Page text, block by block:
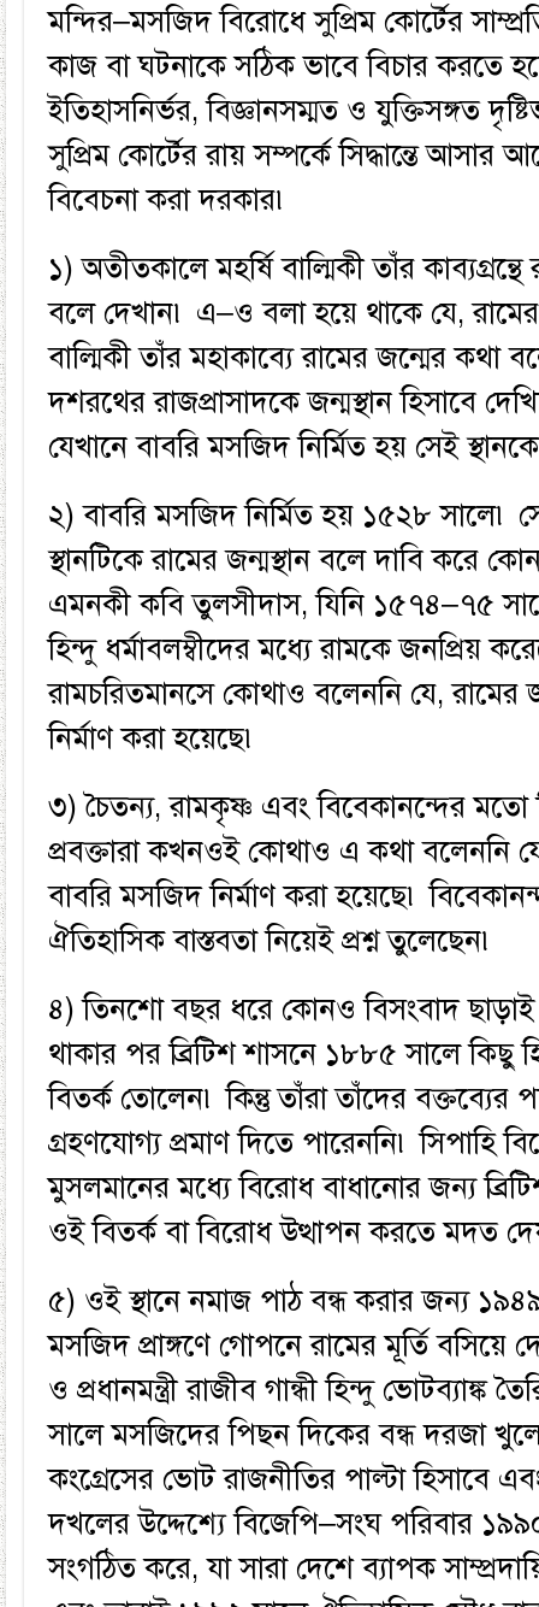
মন্দির–মসজিদ বিরোধে সুপ্রিম কোর্টের
কাজ বা ঘটনাকে সঠিক ভাবে বিচার করতে
ইতিহাসনির্ভর, বিজ্ঞানসম্মত ও যুক্তিসঙ্গত
সুপ্রিম কোর্টের রায় সম্পর্কে সিদ্ধান্তে আসার
বিবেচনা করা দরকার৷
১) অতীতকালে মহর্ষি বাল্মিকী তাঁর
বলে দেখান৷ এ–ও বলা হয়ে থাকে যে,
বাল্মিকী তাঁর মহাকাব্যে রামের জন্মের কথা
দশরথের রাজপ্রাসাদকে জন্মস্থান হিসাবে
যেখানে বাবরি মসজিদ নির্মিত হয় সেই
২) বাবরি মসজিদ নির্মিত হয় ১৫২৮ সালে৷
স্থানটিকে রামের জন্মস্থান বলে দাবি করে
এমনকী কবি তুলসীদাস, যিনি ১৫৭৪–৭৫
হিন্দু ধর্মাবলম্বীদের মধ্যে রামকে জনপ্রিয়
রামচরিতমানসে কোথাও বলেননি যে, রামের
নির্মাণ করা হয়েছে৷
৩) চৈতন্য, রামকৃষ্ণ এবং বিবেকানন্দের মতো
প্রবক্তারা কখনওই কোথাও এ কথা বলেননি
বাবরি মসজিদ নির্মাণ করা হয়েছে৷
ঐতিহাসিক বাস্তবতা নিয়েই প্রশ্ন তুলেছেন৷
৪) তিনশো বছর ধরে কোনও বিসংবাদ ছাড়াই
থাকার পর ব্রিটিশ শাসনে ১৮৮৫ সালে কিছু
বিতর্ক তোলেন৷ কিন্তু তাঁরা তাঁদের বক্তব্যের
গ্রহণযোগ্য প্রমাণ দিতে পারেননি৷ সিপাহি
মুসলমানের মধ্যে বিরোধ বাধানোর জন্য
ওই বিতর্ক বা বিরোধ উত্থাপন করতে মদত
৫) ওই স্থানে নমাজ পাঠ বন্ধ করার জন্য
মসজিদ প্রাঙ্গণে গোপনে রামের মূর্তি বসিয়ে
ও প্রধানমন্ত্রী রাজীব গান্ধী হিন্দু ভোটব্যাঙ্ক
সালে মসজিদের পিছন দিকের বন্ধ দরজা
কংগ্রেসের ভোট রাজনীতির পাল্টা হিসাবে
দখলের উদ্দেশ্যে বিজেপি–সংঘ পরিবার
সংগঠিত করে, যা সারা দেশে ব্যাপক